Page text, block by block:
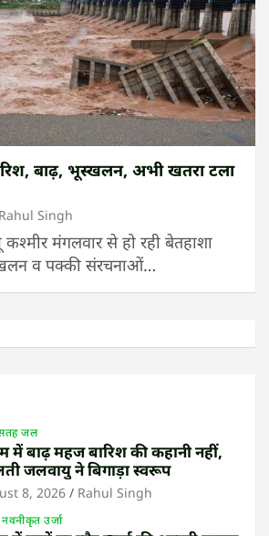
बाढ़, भूस्खलन, अभी खतरा टला
Rahul Singh
मंगलवार से हो रही बेतहाशा
व पक्की संरचनाओं…
जल
में बाढ़ महज बारिश की कहानी नहीं,
जलवायु ने बिगाड़ा स्वरूप
8, 2026 Rahul Singh
नवनीकृत उर्जा